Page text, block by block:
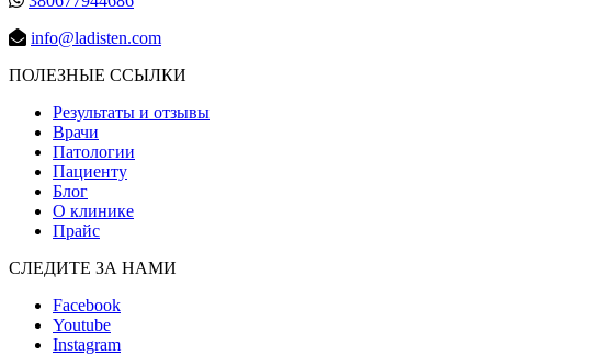
info@ladisten.com
ПОЛЕЗНЫЕ ССЫЛКИ
Результаты и отзывы
Врачи
Патологии
Пациенту
Блог
О клинике
Прайс
СЛЕДИТЕ ЗА НАМИ
Facebook
Youtube
Instagram